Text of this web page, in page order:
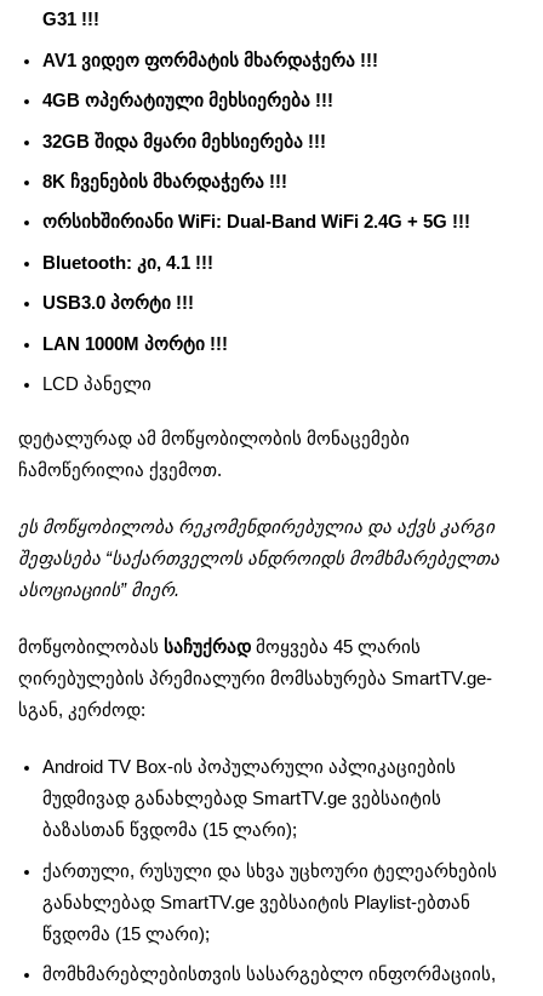
G31 !!!
AV1 ვიდეო ფორმატის მხარდაჭერა !!!
4GB ოპერატიული მეხსიერება !!!
32GB შიდა მყარი მეხსიერება !!!
8K ჩვენების მხარდაჭერა !!!
ორსიხშირიანი WiFi: Dual-Band WiFi 2.4G + 5G !!!
Bluetooth: კი, 4.1 !!!
USB3.0 პორტი !!!
LAN 1000M პორტი !!!
LCD პანელი
დეტალურად ამ მოწყობილობის მონაცემები
ჩამოწერილია ქვემოთ.
ეს მოწყობილობა რეკომენდირებულია და აქვს კარგი
შეფასება “საქართველოს ანდროიდს მომხმარებელთა
ასოციაციის” მიერ.
მოწყობილობას საჩუქრად მოყვება 45 ლარის
ღირებულების პრემიალური მომსახურება SmartTV.ge-
სგან, კერძოდ:
Android TV Box-ის პოპულარული აპლიკაციების
მუდმივად განახლებად SmartTV.ge ვებსაიტის
ბაზასთან წვდომა (15 ლარი);
ქართული, რუსული და სხვა უცხოური ტელეარხების
განახლებად SmartTV.ge ვებსაიტის Playlist-ებთან
წვდომა (15 ლარი);
მომხმარებლებისთვის სასარგებლო ინფორმაციის,